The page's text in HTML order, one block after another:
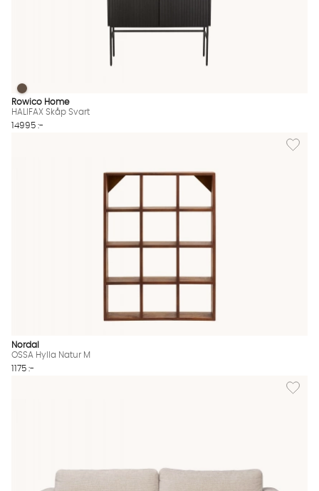
HALIFAX Skåp Svart Finns även i dessa färger:
HALIFAX Skåp Svart
Rowico Home
HALIFAX Skåp Svart
14995 :-
Lägg
Nordal
OSSA Hylla Natur M
1175 :-
Lägg